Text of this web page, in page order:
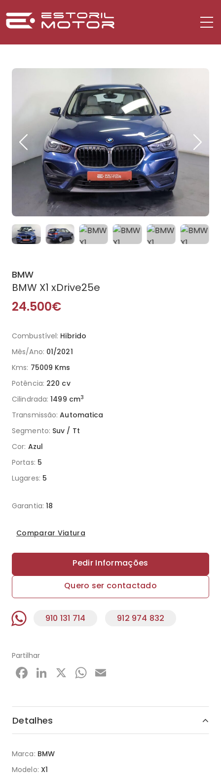
BMW
BMW X1 xDrive25e
24.500€
Combustível: Hibrido
Mês/Ano: 01/2021
Kms: 75009 Kms
Potência: 220 cv
Cilindrada: 1499 cm3
Transmissão: Automatica
Segmento: Suv / Tt
Cor: Azul
Portas: 5
Lugares: 5
Garantia: 18
Comparar Viatura
Pedir Informações
Quero ser contactado
910 131 714 912 974 832
Partilhar
Facebook
LinkedIn
X WhatsApp
Detalhes
Marca: BMW
Modelo: X1